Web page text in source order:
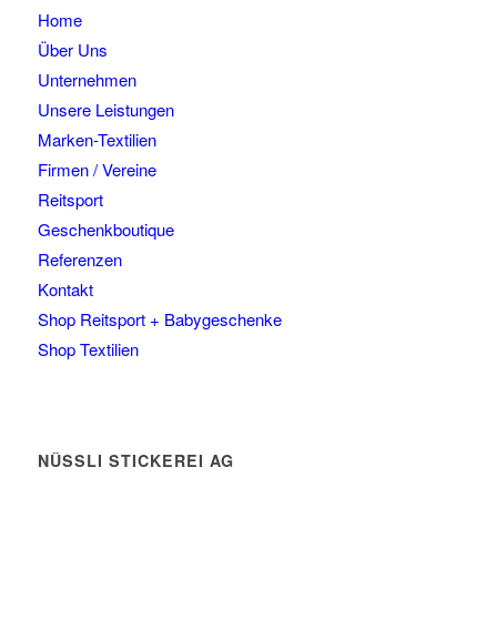
Home
Über Uns
Unternehmen
Unsere Leistungen
Marken-Textilien
Firmen / Vereine
Reitsport
Geschenkboutique
Referenzen
Kontakt
Shop Reitsport + Babygeschenke
Shop Textilien
NÜSSLI STICKEREI AG